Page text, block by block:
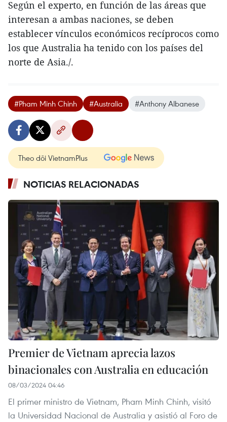
Según el experto, en función de las áreas que
interesan a ambas naciones, se deben
establecer vínculos económicos recíprocos como
los que Australia ha tenido con los países del
norte de Asia./.
#Pham Minh Chinh #Australia #Anthony Albanese
Theo dõi VietnamPlus
NOTICIAS RELACIONADAS
Premier de Vietnam aprecia lazos
binacionales con Australia en educación
08/03/2024 04:46
El primer ministro de Vietnam, Pham Minh Chinh, visitó
la Universidad Nacional de Australia y asistió al Foro de